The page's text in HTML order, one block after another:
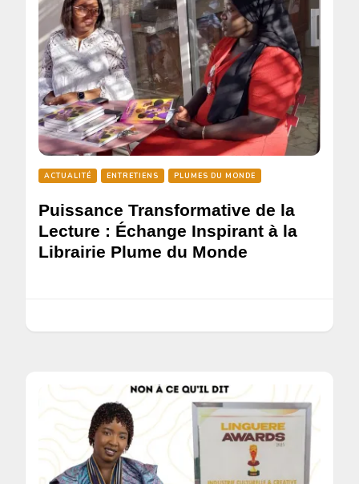
ACTUALITÉ ENTRETIENS PLUMES DU MONDE
Puissance Transformative de la
Lecture : Échange Inspirant à la
Librairie Plume du Monde